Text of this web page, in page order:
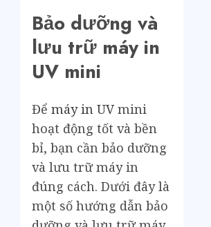
Bảo dưỡng và
lưu trữ máy in
UV mini
Để máy in UVmini
hoạt động tốt và bền
bỉ, bạn cần bảo dưỡng
và lưu trữ máy in
đúng cách. Dưới đây là
một số hướng dẫn bảo